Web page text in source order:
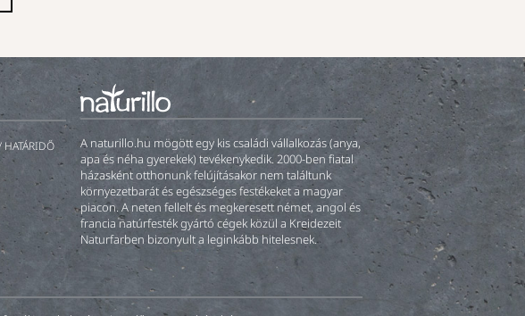
HATÁRIDŐ
A naturillo.hu mögött egy kis családi vállalkozás (anya,
apa és néha gyerekek) tevékenykedik. 2000-ben fiatal
házasként otthonunk felújításakor nem találtunk
környezetbarát és egészséges festékeket a magyar
piacon. A neten fellelt és megkeresett német, angol és
francia natúrfesték gyártó cégek közül a Kreidezeit
Naturfarben bizonyult a leginkább hitelesnek.